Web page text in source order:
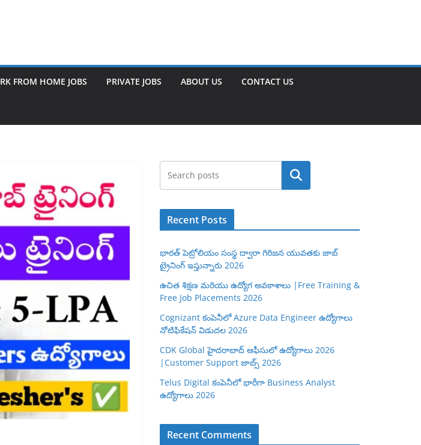
FROM HOME JOBS PRIVATE JOBS ABOUT US CONTACT US
Search
Recent Posts
భారత్ పెట్రోలియం సంస్థ ద్వారా గిరిజన యువతకు జాబ్
ట్రైనింగ్ ఇస్తున్నారు 2026
ఉచిత శిక్షణ మరియు ఉద్యోగ అవకాశాలు |Free Training &
Free Job Placements 2026
Cognizant కంపెనీలో Azure Data Engineer ఉద్యోగాలు
నోటిఫికేషన్ విడుదల 2026
CDK Global హైదరాబాద్ ఆఫీసులో ఉద్యోగాలు 2026
|Customer Support జాబ్స్ 2026
Telus Digital కంపెనీలో భారీగా Business Analyst
ఉద్యోగాలు 2026
Recent Comments